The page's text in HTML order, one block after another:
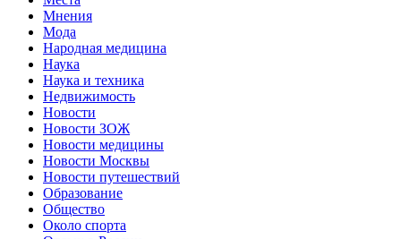
Мнения
Мода
Народная медицина
Наука
Наука и техника
Недвижимость
Новости
Новости ЗОЖ
Новости медицины
Новости Москвы
Новости путешествий
Образование
Общество
Около спорта